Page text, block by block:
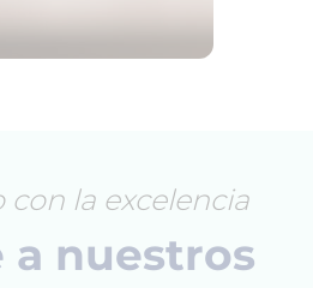
con la excelencia
a nuestros